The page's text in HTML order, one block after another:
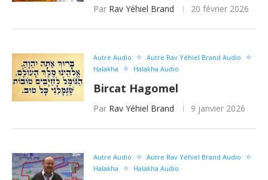
Par Rav Yéhiel Brand 20 février 2026
Autre Audio
Autre Rav Yéhiel Brand Audio
Halakha
Halakha Audio
Bircat Hagomel
Par Rav Yéhiel Brand 9 janvier 2026
Autre Audio
Autre Rav Yéhiel Brand Audio
Halakha
Halakha Audio